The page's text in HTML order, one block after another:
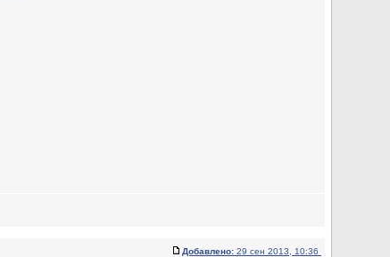
Добавлено: 29 сен 2013, 10:36